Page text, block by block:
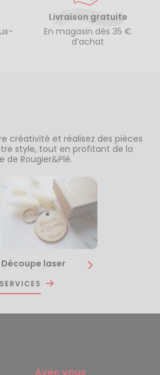
Livraison gratuite
En magasin dès 35 €
d’achat
créativité et réalisez des pièces
style, tout en profitant de la
Rougier&Plé.
Découpe laser
Avec vous